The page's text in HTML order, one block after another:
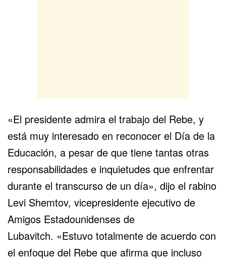
«El presidente admira el trabajo del Rebe, y
está muy interesado en reconocer el Día de la
Educación, a pesar de que tiene tantas otras
responsabilidades e inquietudes que enfrentar
durante el transcurso de un día», dijo el rabino
Levi Shemtov, vicepresidente ejecutivo de
Amigos Estadounidenses de
Lubavitch. «Estuvo totalmente de acuerdo con
el enfoque del Rebe que afirma que incluso